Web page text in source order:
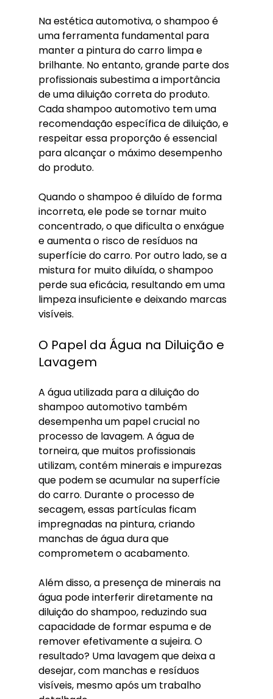
Na estética automotiva, o shampoo é
uma ferramenta fundamental para
manter a pintura do carro limpa e
brilhante. No entanto, grande parte dos
profissionais subestima a importância
de uma diluição correta do produto.
Cada shampoo automotivo tem uma
recomendação específica de diluição, e
respeitar essa proporção é essencial
para alcançar o máximo desempenho
do produto.
Quando o shampoo é diluído de forma
incorreta, ele pode se tornar muito
concentrado, o que dificulta o enxágue
e aumenta o risco de resíduos na
superfície do carro. Por outro lado, se a
mistura for muito diluída, o shampoo
perde sua eficácia, resultando em uma
limpeza insuficiente e deixando marcas
visíveis.
O Papel da Água na Diluição e
Lavagem
A água utilizada para a diluição do
shampoo automotivo também
desempenha um papel crucial no
processo de lavagem. A água de
torneira, que muitos profissionais
utilizam, contém minerais e impurezas
que podem se acumular na superfície
do carro. Durante o processo de
secagem, essas partículas ficam
impregnadas na pintura, criando
manchas de água dura que
comprometem o acabamento.
Além disso, a presença de minerais na
água pode interferir diretamente na
diluição do shampoo, reduzindo sua
capacidade de formar espuma e de
remover efetivamente a sujeira. O
resultado? Uma lavagem que deixa a
desejar, com manchas e resíduos
visíveis, mesmo após um trabalho